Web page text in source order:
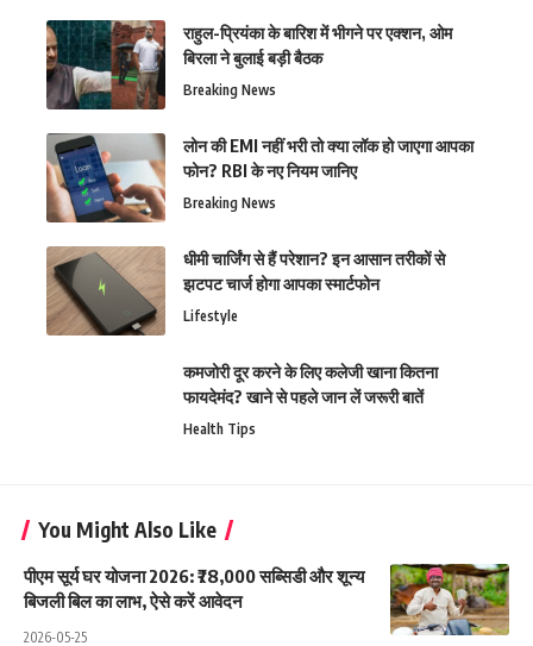
राहुल-प्रियंका के बारिश में भीगने पर एक्शन, ओम
बिरला ने बुलाई बड़ी बैठक
Breaking News
लोन की EMI नहीं भरी तो क्या लॉक हो जाएगा आपका
फोन? RBI के नए नियम जानिए
Breaking News
धीमी चार्जिंग से हैं परेशान? इन आसान तरीकों से
झटपट चार्ज होगा आपका स्मार्टफोन
Lifestyle
कमजोरी दूर करने के लिए कलेजी खाना कितना
फायदेमंद? खाने से पहले जान लें जरूरी बातें
Health Tips
You Might Also Like
पीएम सूर्य घर योजना 2026: ₹78,000 सब्सिडी और शून्य
बिजली बिल का लाभ, ऐसे करें आवेदन
2026-05-25